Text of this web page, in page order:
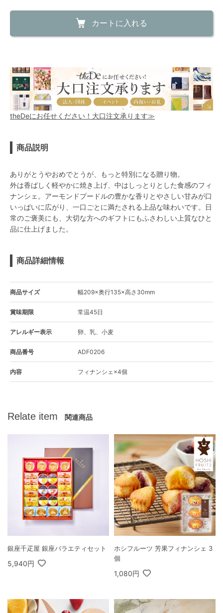
カートに入れる
theDeにお任せください！大口注文承ります≫
商品説明
ありがとうやおめでとうが、もっと特別になる贈り物。
外は香ばしく軽やかに焼き上げ、中はしっとりとした食感のフィ
ナンシェ。アーモンドプードルの豊かな香りとやさしい甘みが口
いっぱいに広がり、一口ごとに満たされる上品な味わいです。日
常のご褒美にも、大切な方へのギフトにもふさわしい上質なひと
品に仕上げました。
商品詳細情報
商品サイズ 幅209×奥行135×高さ30mm
賞味期限 常温45日
アレルギー表示 卵、乳、小麦
商品番号 ADF0206
内容 フィナンシェ×4個
Relate item 関連商品
銀座千疋屋 銀座バラエティセット
5,940円
ホシフルーツ 芳果フィナンシェ 3
個
1,080円